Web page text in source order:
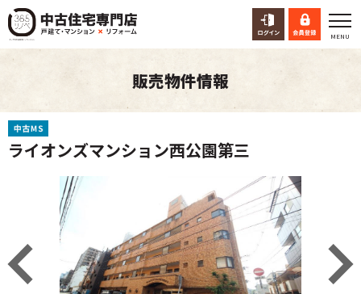
販売物件情報
ライオンズマンション西公園第三